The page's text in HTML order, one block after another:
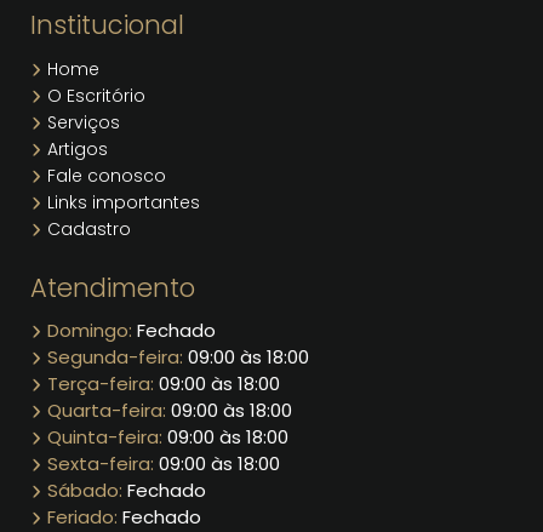
Institucional
Home
O Escritório
Serviços
Artigos
Fale conosco
Links importantes
Cadastro
Atendimento
Domingo: Fechado
Segunda-feira: 09:00 às 18:00
Terça-feira: 09:00 às 18:00
Quarta-feira: 09:00 às 18:00
Quinta-feira: 09:00 às 18:00
Sexta-feira: 09:00 às 18:00
Sábado: Fechado
Feriado: Fechado